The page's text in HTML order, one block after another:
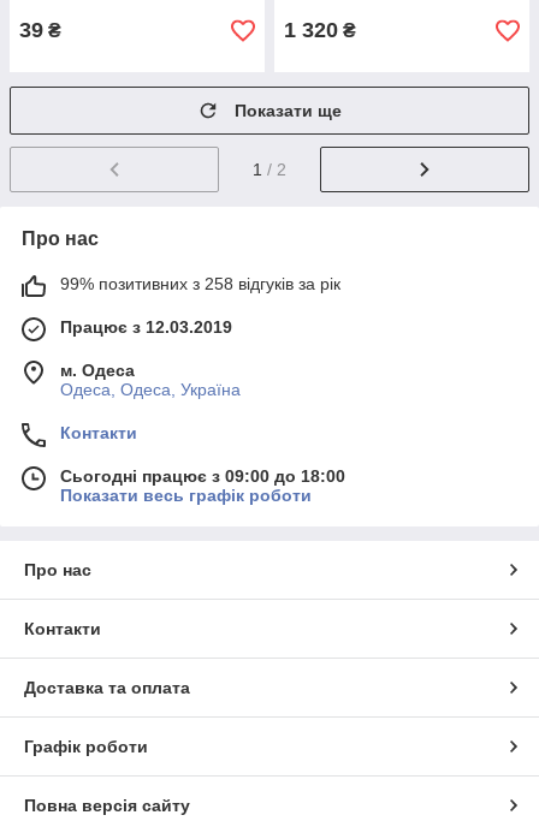
39 ₴ 1 320 ₴
Показати ще
1 / 2
Про нас
99% позитивних з 258 відгуків за рік
Працює з 12.03.2019
м. Одеса
Одеса, Одеса, Україна
Контакти
Сьогодні працює з 09:00 до 18:00
Показати весь графік роботи
Про нас
Контакти
Доставка та оплата
Графік роботи
Повна версія сайту